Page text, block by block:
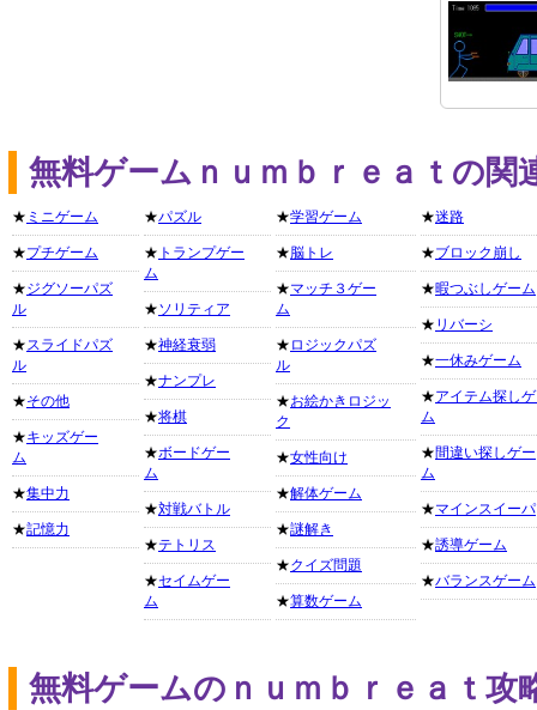
無料ゲームｎｕｍｂｒｅａｔの関
★ ミニゲーム
★プチゲーム
★ジグソーパズ
ル
★スライドパズ
ル
★その他
★キッズゲー
ム
★集中力
★記憶力
★パズル
★ トランプゲー
ム
★ソリティア
★神経衰弱
★ナンプレ
★将棋
★ボードゲー
ム
★対戦バトル
★テトリス
★セイムゲー
ム
★学習ゲーム
★脳トレ
★マッチ３ゲー
ム
★ ロジックパズ
ル
★お絵かきロジッ
ク
★女性向け
★解体ゲーム
★謎解き
★クイズ問題
★算数ゲーム
★迷路
★ブロック崩し
★暇つぶしゲーム
★ リバーシ
★一休みゲーム
★アイテム探し
ム
★間違い探しゲー
ム
★マインスイーパ
★誘導ゲーム
★バランスゲーム
無料ゲームのｎｕｍｂｒｅａｔ攻